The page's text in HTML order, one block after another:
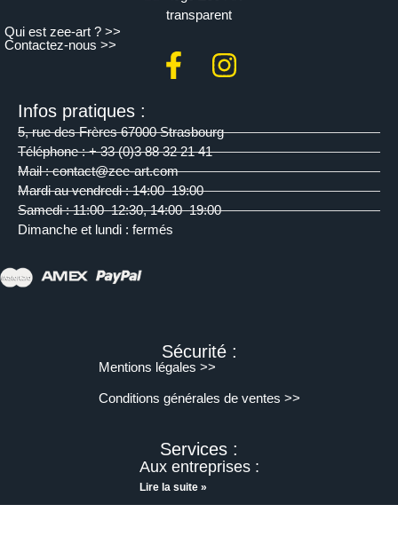
Qui est zee-art ? >>
Contactez-nous >>
Infos pratiques :
5, rue des Frères 67000 Strasbourg
Téléphone : + 33 (0)3 88 32 21 41
Mail : contact@zee-art.com
Mardi au vendredi : 14:00–19:00
Samedi : 11:00–12:30, 14:00–19:00
Dimanche et lundi : fermés
Sécurité :
Mentions légales >>
Conditions générales de ventes >>
Services :
Aux entreprises :
Lire la suite »